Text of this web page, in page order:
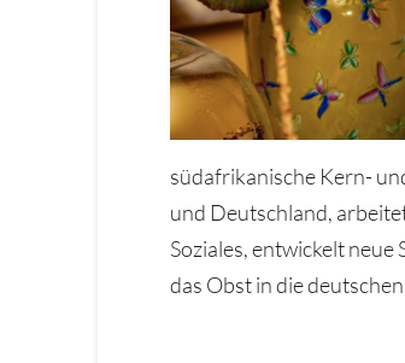
südafrikanische Kern-
und Deutschland,
Soziales, entwickelt
das Obst in die